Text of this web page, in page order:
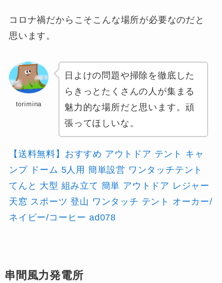
コロナ禍だからこそこんな場所が必要なのだと
思います。
torimina
日よけの問題や掃除を徹底した
らきっとたくさんの人が集まる
魅力的な場所だと思います。頑
張ってほしいな。
【送料無料】おすすめ アウトドア テント キャ
ンプ ドーム 5人用 簡単設営 ワンタッチテント
てんと 大型 組み立て 簡単 アウトドア レジャー
天窓 スポーツ 登山 ワンタッチ テント オーカー/
ネイビー/コーヒー ad078
串間風力発電所